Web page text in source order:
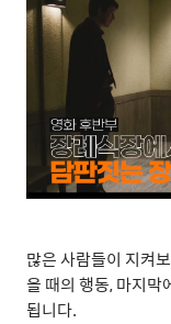
많은 사람들이 지켜
을 때의 행동,마지막
됩니다.